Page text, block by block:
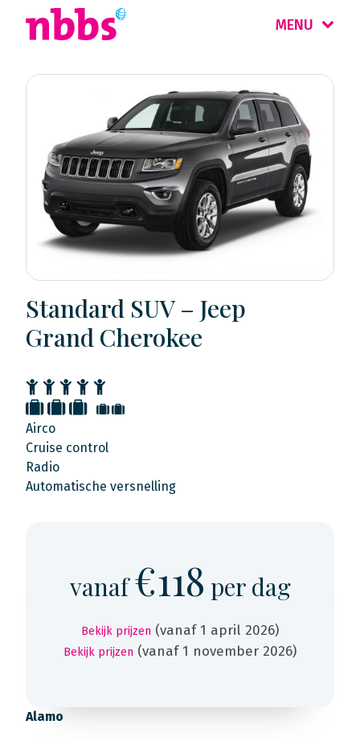
MENU
Standard SUV – Jeep
Grand Cherokee
Airco
Cruise control
Radio
Automatische versnelling
vanaf€118 per dag
Bekijk prijzen (vanaf 1 april 2026)
Bekijk prijzen (vanaf 1 november 2026)
Alamo